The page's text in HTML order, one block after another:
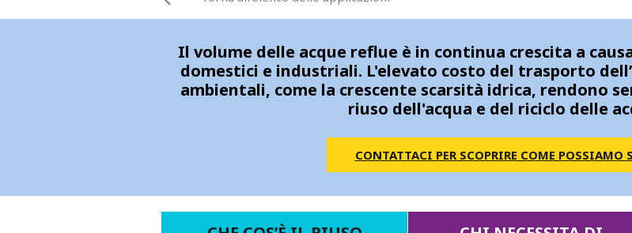
SVERIGE
UNITED KINGDOM
Il volume delle acque reflue è in continua crescita a
domestici e industriali. L'elevato costo del trasporto
ambientali, come la crescente scarsità idrica, rendono
riuso dell'acqua e del riciclo delle
CONTATTACI PER SCOPRIRE COME POSSIAMO